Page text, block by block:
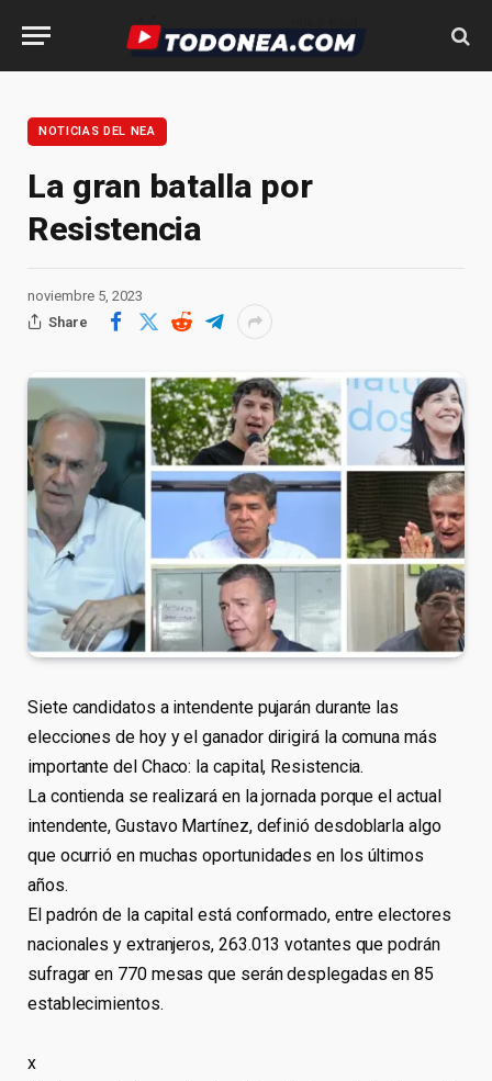
NOTICIAS DEL NEA
La gran batalla por
Resistencia
noviembre 5, 2023
Share
Siete candidatos a intendente pujarán durante las
elecciones de hoy y el ganador dirigirá la comuna más
importante del Chaco: la capital, Resistencia.
La contienda se realizará en la jornada porque el actual
intendente, Gustavo Martínez, definió desdoblarla algo
que ocurrió en muchas oportunidades en los últimos
años.
El padrón de la capital está conformado, entre electores
nacionales y extranjeros, 263.013 votantes que podrán
sufragar en 770 mesas que serán desplegadas en 85
establecimientos.
x